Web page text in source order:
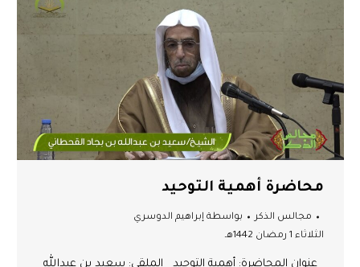
محاضرة أهمية التوحيد
مجالس الذكر بواسطة إبراهيم الدوسري
الثلاثاء 1 رمضان 1442هـ
عنوان المحاضرة: أهمية التوحيد الملقي: سعيد بن عبدالله